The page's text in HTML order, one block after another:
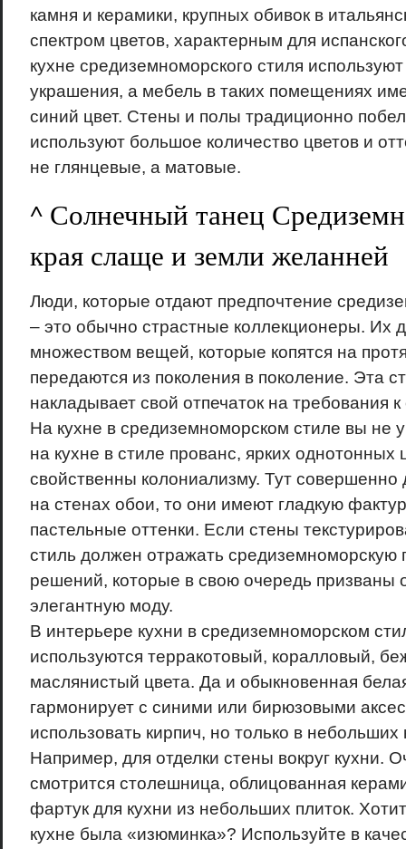
камня и керамики, крупных обивок в
спектром цветов, характерным для
кухне средиземноморского стиля используют
украшения, а мебель в таких помещениях
синий цвет. Стены и полы традиционно
используют большое количество цветов и
не глянцевые, а матовые.
^ Солнечный танец
края слаще и земли желанней
Люди, которые отдают предпочтение
– это обычно страстные коллекционеры. Их
множеством вещей, которые копятся на
передаются из поколения в поколение. Эта
накладывает свой отпечаток на требования
На кухне в средиземноморском стиле вы не
на кухне в стиле прованс, ярких однотонных
свойственны колониализму. Тут совершенно
на стенах обои, то они имеют гладкую
пастельные оттенки. Если стены
стиль должен отражать средиземноморскую
решений, которые в свою очередь призваны
элегантную моду.
В интерьере кухни в средиземноморском
используются терракотовый, коралловый,
маслянистый цвета. Да и обыкновенная
гармонирует с синими или бирюзовыми
использовать кирпич, но только в небольших
Например, для отделки стены вокруг кухни.
смотрится столешница, облицованная
фартук для кухни из небольших плиток.
кухне была «изюминка»? Используйте в